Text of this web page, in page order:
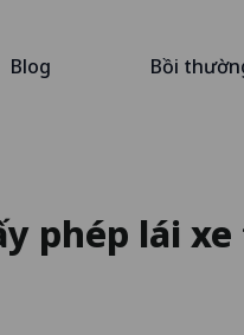
Blog Bồi
phép lái